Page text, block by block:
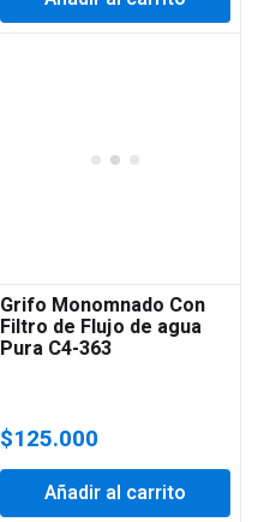
Grifo Monomnado Con
Filtro de Flujo de agua
Pura C4-363
$125.000
Añadir al carrito